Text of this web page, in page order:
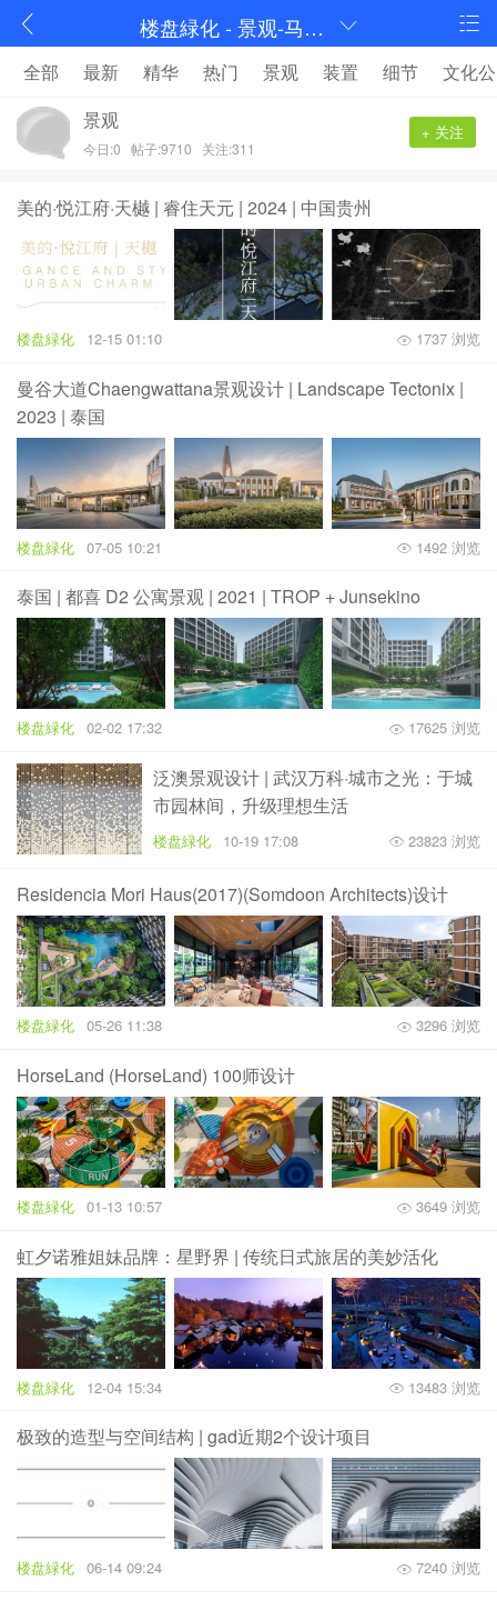
楼盘緑化 - 景观-马蹄室内设计论坛-序赞网
全部 最新 精华 热门 景观 装置 细节
文化
景观
今日:0 帖子:9710 关注:311
+ 关注
美的·悦江府·天樾 | 睿住天元 | 2024 | 中国贵州
楼盘緑化 12-15 01:10 1737 浏览
曼谷大道Chaengwattana景观设计 | Landscape Tectonix |
2023 | 泰国
楼盘緑化 07-05 10:21 1492 浏览
泰国 | 都喜 D2 公寓景观 | 2021 | TROP + Junsekino
楼盘緑化 02-02 17:32 17625 浏览
泛澳景观设计 | 武汉万科·城市之光：于城
市园林间，升级理想生活
楼盘緑化 10-19 17:08 23823 浏览
Residencia Mori Haus(2017)(Somdoon Architects)设计
楼盘緑化 05-26 11:38 3296 浏览
HorseLand (HorseLand) 100师设计
楼盘緑化 01-13 10:57 3649 浏览
虹夕诺雅姐妹品牌：星野界 | 传统日式旅居的美妙活化
楼盘緑化 12-04 15:34 13483 浏览
极致的造型与空间结构 | gad近期2个设计项目
楼盘緑化 06-14 09:24 7240 浏览